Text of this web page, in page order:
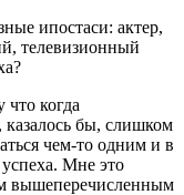
ипостаси: актер,
телевизионный
что когда
казалось бы, слишком
чем-то одним и в
Мне это
вышеперечисленным